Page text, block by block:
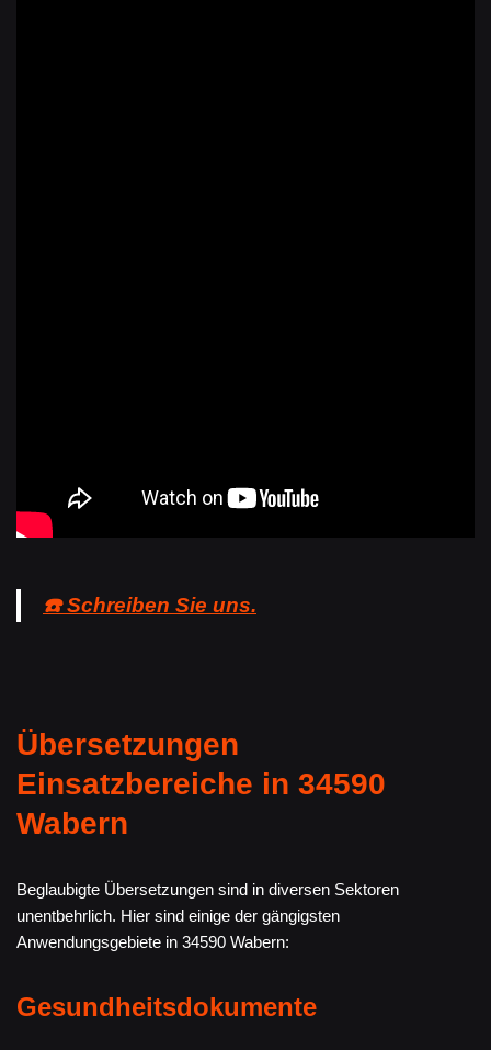
☎️ Schreiben Sie uns.
Übersetzungen
Einsatzbereiche in 34590
Wabern
Beglaubigte Übersetzungen sind in diversen Sektoren
unentbehrlich. Hier sind einige der gängigsten
Anwendungsgebiete in 34590 Wabern:
Gesundheitsdokumente